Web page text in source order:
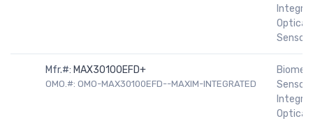
Optical
Senso
Mfr.#: MAX30100EFD+
OMO.#: OMO-MAX30100EFD--MAXIM-INTEGRATED
Sensors
Optical